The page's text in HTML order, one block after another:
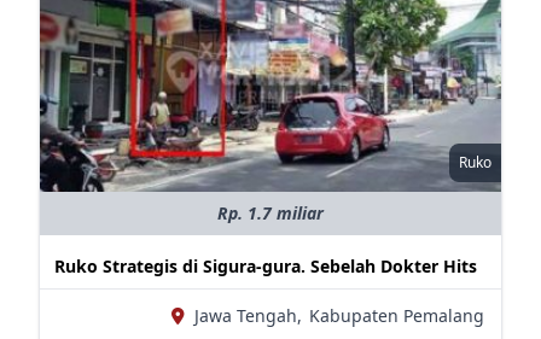
Ruko
Rp. 1.7 miliar
Ruko Strategis di Sigura-gura. Sebelah Dokter Hits
Jawa Tengah, Kabupaten Pemalang